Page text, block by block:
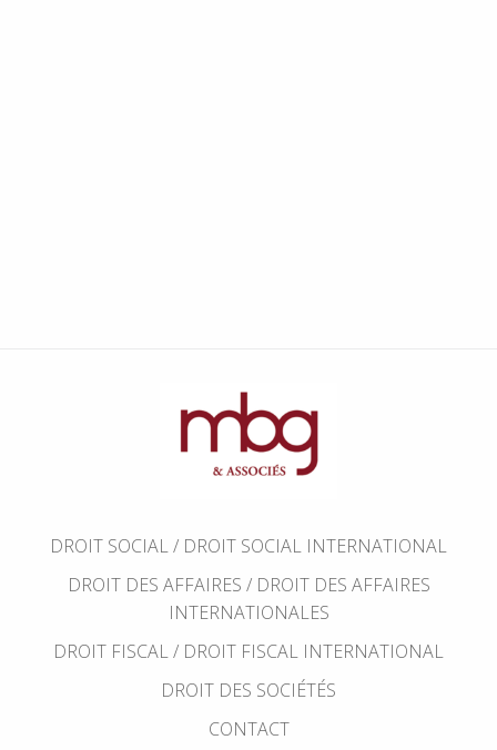
DROIT SOCIAL / DROIT SOCIAL INTERNATIONAL
DROIT DES AFFAIRES / DROIT DES AFFAIRES
INTERNATIONALES
DROIT FISCAL / DROIT FISCAL INTERNATIONAL
DROIT DES SOCIÉTÉS
CONTACT